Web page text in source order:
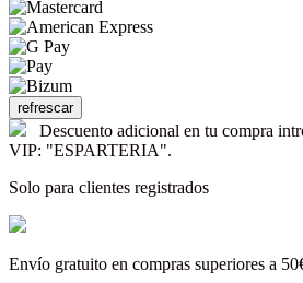
Descuento adicional en tu compra
VIP: "ESPARTERIA".
Solo para clientes registrados
Envío gratuito en compras superiores a